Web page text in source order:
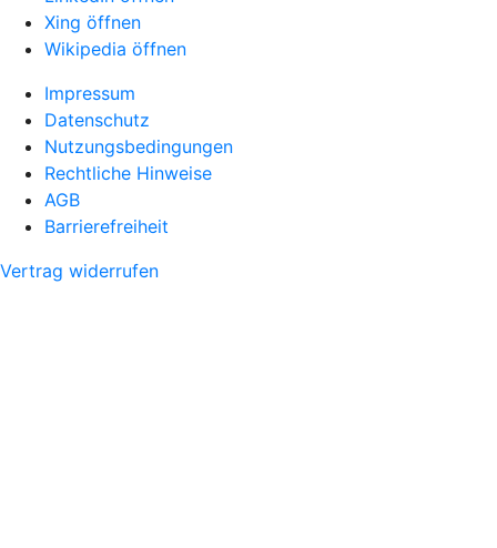
Xing öffnen
Wikipedia öffnen
Impressum
Datenschutz
Nutzungsbedingungen
Rechtliche Hinweise
AGB
Barrierefreiheit
Vertrag widerrufen